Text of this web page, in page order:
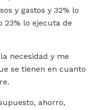
y gastos y 32% lo
23% lo ejecuta de
necesidad y me
se tienen en cuanto
ahorro,